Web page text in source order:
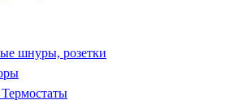
шнуры, розетки